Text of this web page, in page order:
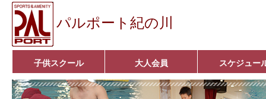
パルポート紀の川
子供スクール
ベビーコース
幼児コース
小学生コース
育成コース
選手コース
キッズパーク(体操教室)
子どもダンス教室
■入会案内■
大人会員
アクア悠々クラブ
いきいきコース
■入会案内■
スケジュー